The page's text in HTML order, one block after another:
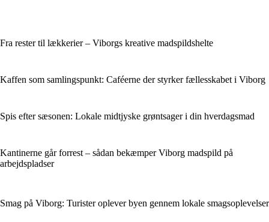
Fra rester til lækkerier – Viborgs kreative madspildshelte
Kaffen som samlingspunkt: Caféerne der styrker fællesskabet i Viborg
Spis efter sæsonen: Lokale midtjyske grøntsager i din hverdagsmad
Kantinerne går forrest – sådan bekæmper Viborg madspild på
arbejdspladser
Smag på Viborg: Turister oplever byen gennem lokale smagsoplevelser